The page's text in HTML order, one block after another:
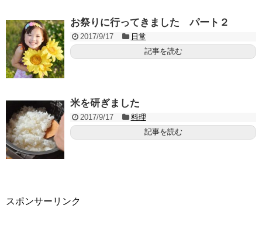
お祭りに行ってきました パート２
2017/9/17
日常
記事を読む
米を研ぎました
2017/9/17
料理
記事を読む
スポンサーリンク